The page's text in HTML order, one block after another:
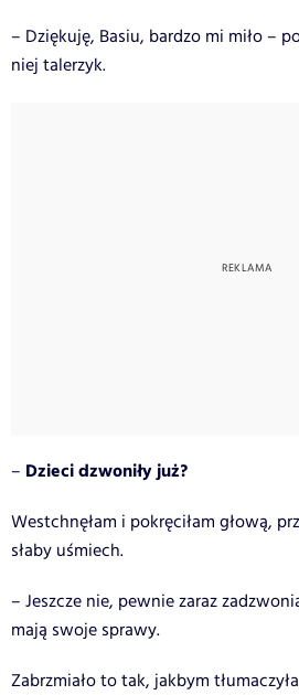
– Dziękuję, Basiu, bardzo mi miło –
niej talerzyk.
– Dzieci dzwoniły już?
Westchnęłam i pokręciłam głową,
słaby uśmiech.
– Jeszcze nie, pewnie zaraz
mają swoje sprawy.
Zabrzmiało to tak, jakbym